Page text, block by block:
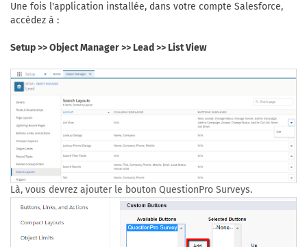
Une fois l'application installée, dans votre compte Salesforce,
accédez à :
Setup >> Object Manager >> Lead >> List View
Là, vous devrez ajouter le bouton QuestionPro Surveys.